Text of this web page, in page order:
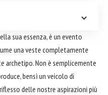
sua essenza, è un evento
una veste completamente
archetipo. Non è semplicemente
bensì un veicolo di
delle nostre aspirazioni più